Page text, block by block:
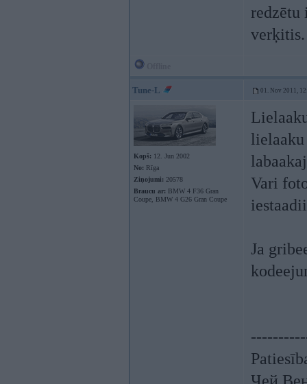
verķitis.
Tune-L 01. Nov 2011,
Kopš: 12. Jun 2002
No: Rīga
Ziņojumi: 20578
Braucu ar: BMW 4 F36 Gran
Coupe, BMW 4 G26 Gran Coupe
lielaaku
Vari
Ja